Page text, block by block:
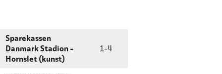
Sparekassen
Danmark Stadion -
Hornslet (kunst)
1-4